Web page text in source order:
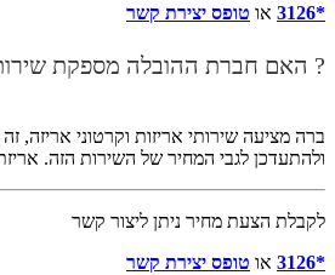
*3126
או טופס יצירת קשר
? האם חברת ההובלה מספקת
ברה מציעה שירותי אריזות וקרטוני אריזה,
ולהתעדכן לגבי המחיר של השירות הזה.
לקבלת הצעת מחיר ניתן ליצור קשר
*3126
או טופס יצירת קשר